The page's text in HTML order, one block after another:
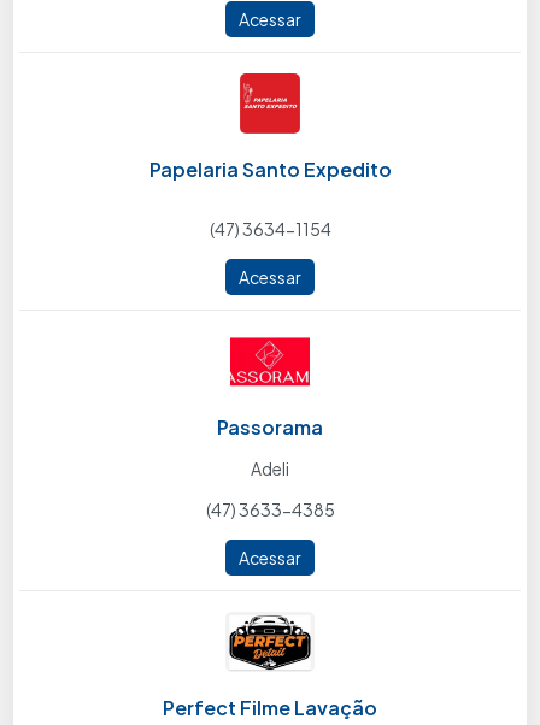
Acessar
Papelaria Santo Expedito
(47) 3634-1154
Acessar
Passorama
Adeli
(47) 3633-4385
Acessar
Perfect Filme Lavação